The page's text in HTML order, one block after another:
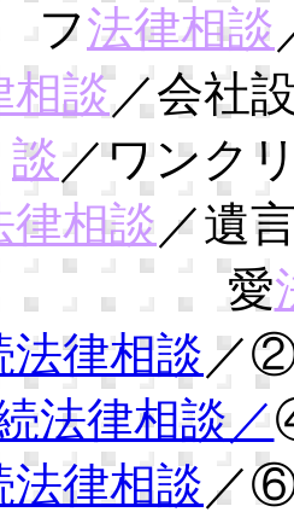
フ法律相談
相談／会社
談 ／ワンク
律相談 ／遺
愛
法律相談 ／
法律相談／
法律相談 ／